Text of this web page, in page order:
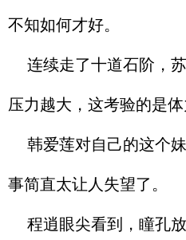
不知如何才好。
连续走了十道石阶，
压力越大，这考验的是体
韩爱莲对自己的这个
事简直太让人失望了。
程逍眼尖看到，瞳孔